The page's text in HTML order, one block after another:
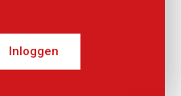
Inloggen